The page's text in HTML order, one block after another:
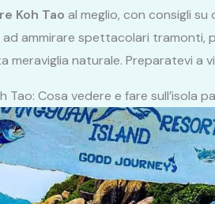
Koh Tao al meglio, con consigli
ammirare spettacolari tramonti,
meraviglia naturale. Preparatevi a
Tao: Cosa vedere e fare sull’isola